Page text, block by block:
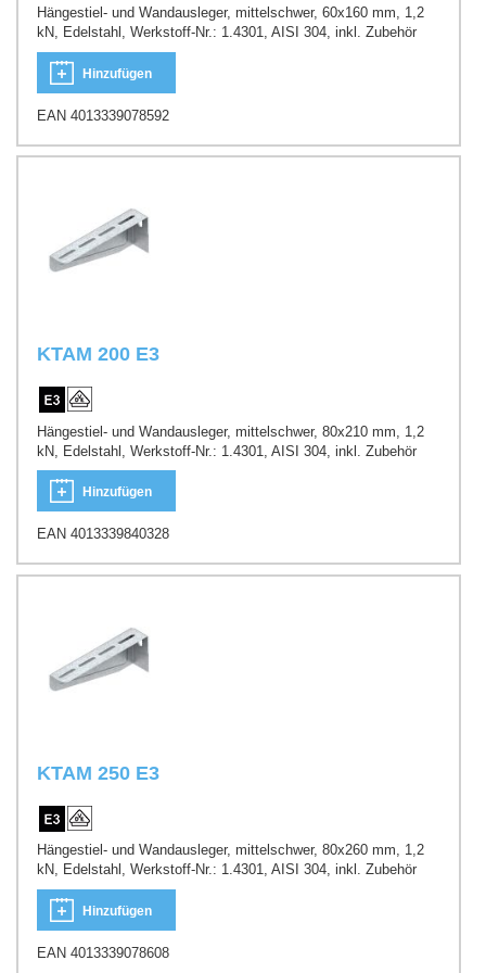
Hängestiel- und Wandausleger, mittelschwer, 60x160 mm, 1,2
kN, Edelstahl, Werkstoff-Nr.: 1.4301, AISI 304, inkl. Zubehör
Hinzufügen
EAN 4013339078592
KTAM 200 E3
Hängestiel- und Wandausleger, mittelschwer, 80x210 mm, 1,2
kN, Edelstahl, Werkstoff-Nr.: 1.4301, AISI 304, inkl. Zubehör
Hinzufügen
EAN 4013339840328
KTAM 250 E3
Hängestiel- und Wandausleger, mittelschwer, 80x260 mm, 1,2
kN, Edelstahl, Werkstoff-Nr.: 1.4301, AISI 304, inkl. Zubehör
Hinzufügen
EAN 4013339078608